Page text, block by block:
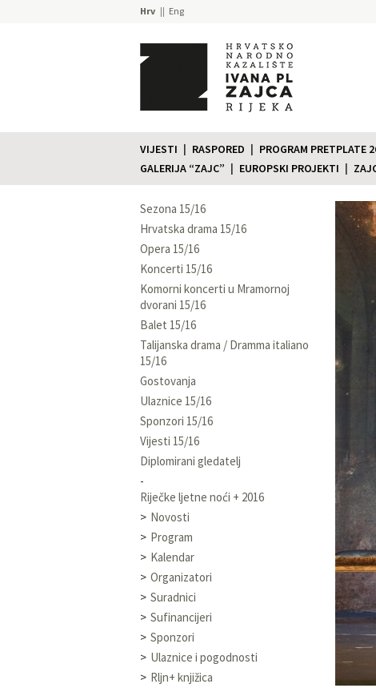
Hrv Eng
VIJESTI RASPORED PROGRAM PRETPLATE
GALERIJA “ZAJC”
EUROPSKI PROJEKTI
Sezona 15/16
Hrvatska drama 15/16
Opera 15/16
Koncerti 15/16
Komorni koncerti u Mramornoj
dvorani 15/16
Balet 15/16
Talijanska drama / Dramma italiano
15/16
Gostovanja
Ulaznice 15/16
Sponzori 15/16
Vijesti 15/16
Diplomirani gledatelj
Riječke ljetne noći + 2016
Novosti
Program
Kalendar
Organizatori
Suradnici
Sufinancijeri
Sponzori
Ulaznice i pogodnosti
Rljn+ knjižica